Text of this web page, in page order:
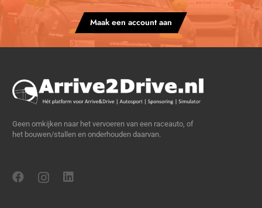
Maak een account aan
Geen omkijken naar het vervoeren van een raceauto, of
het bouwen/stallen en onderhouden daarvan.